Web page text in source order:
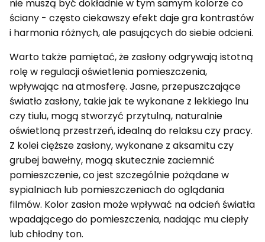
nie muszą być dokładnie w tym samym kolorze co
ściany - często ciekawszy efekt daje gra kontrastów
i harmonia różnych, ale pasujących do siebie odcieni.
Warto także pamiętać, że zasłony odgrywają istotną
rolę w regulacji oświetlenia pomieszczenia,
wpływając na atmosferę. Jasne, przepuszczające
światło zasłony, takie jak te wykonane z lekkiego lnu
czy tiulu, mogą stworzyć przytulną, naturalnie
oświetloną przestrzeń, idealną do relaksu czy pracy.
Z kolei cięższe zasłony, wykonane z aksamitu czy
grubej bawełny, mogą skutecznie zaciemnić
pomieszczenie, co jest szczególnie pożądane w
sypialniach lub pomieszczeniach do oglądania
filmów. Kolor zasłon może wpływać na odcień światła
wpadającego do pomieszczenia, nadając mu ciepły
lub chłodny ton.